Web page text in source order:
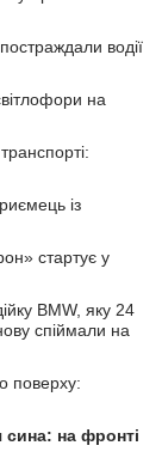
водії
на
із
стартує у
BMW, яку 24
спіймали на
поверху:
на фронті